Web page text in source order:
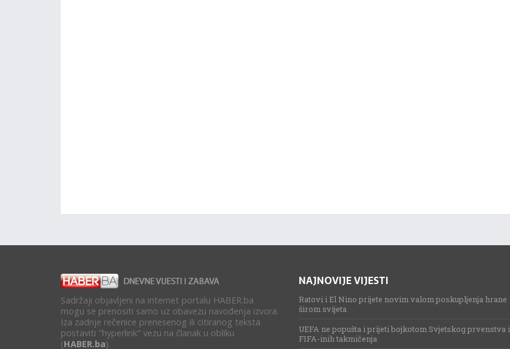
Sadržaji objavljeni na internet portalu HABER.ba
mogu se prenositi samo uz obavezu navođenja izvora.
Iza zadnje rečenice prenesenog ili citiranog teksta
postaviti "hyperlink" vezu na članak u obliku
(HABER.ba).
NAJNOVIJE VIJESTI
Ratovi i El Nino prijete novim valom poskupljenja hrane
širom svijeta
UEFA ne popušta i prijeti bojkotom Svjetskog prvenstva i
FIFA-inih takmičenja